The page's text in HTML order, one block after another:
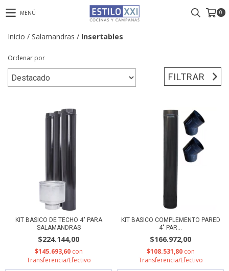
MENÚ 0
Inicio / Salamandras / Insertables
Ordenar por
FILTRAR
KIT BASICO DE TECHO 4" PARA
SALAMANDRAS
$224.144,00
$145.693,60 con
Transferencia/Efectivo
KIT BASICO COMPLEMENTO PARED
4" PAR...
$166.972,00
$108.531,80 con
Transferencia/Efectivo